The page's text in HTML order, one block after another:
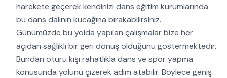
harekete geçerek kendinizi dans eğitim kurumlarında
bu dans dalının kucağına bırakabilirsiniz.
Günümüzde bu yolda yapılan çalışmalar bize her
açıdan sağlıklı bir geri dönüş olduğunu göstermektedir.
Bundan ötürü kişi rahatlıkla dans ve spor yapma
konusunda yolunu çizerek adım atabilir. Böylece geniş